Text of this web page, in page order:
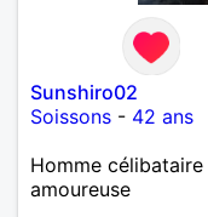
Sunshiro02
Soissons - 42 ans
Homme
amoureuse